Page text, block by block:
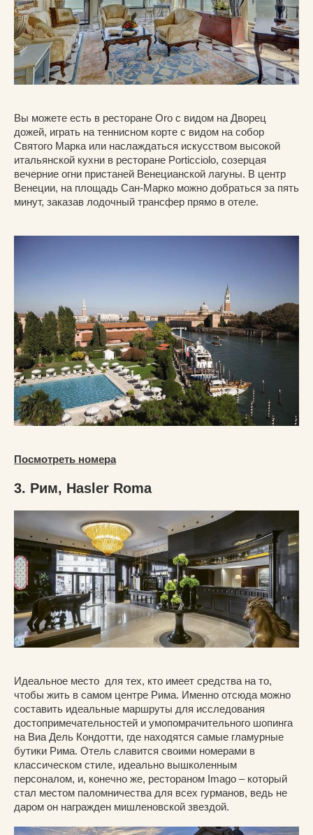
Вы можете есть в ресторане Oro с видом на Дворец
дожей, играть на теннисном корте с видом на собор
Святого Марка или наслаждаться искусством высокой
итальянской кухни в ресторане Porticciolo, созерцая
вечерние огни пристаней Венецианской лагуны. В центр
Венеции, на площадь Сан-Марко можно добраться за пять
минут, заказав лодочный трансфер прямо в отеле.
Посмотреть номера
3. Рим, Hasler Roma
Идеальное место для тех, кто имеет средства на то,
чтобы жить в самом центре Рима. Именно отсюда можно
составить идеальные маршруты для исследования
достопримечательностей и умопомрачительного шопинга
на Виа Дель Кондотти, где находятся самые гламурные
бутики Рима. Отель славится своими номерами в
классическом стиле, идеально вышколенным
персоналом, и, конечно же, рестораном Imago – который
стал местом паломничества для всех гурманов, ведь не
даром он награжден мишленовской звездой.